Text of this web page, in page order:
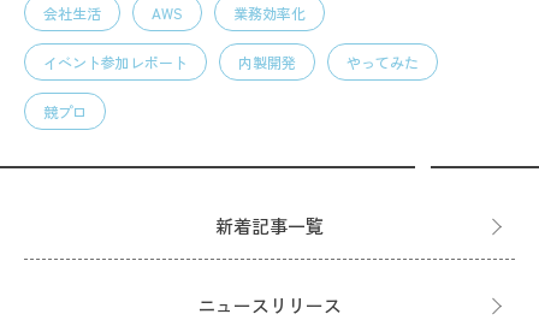
会社生活 AWS 業務効率化
イベント参加レポート 内製開発 やってみた
競プロ
新着記事一覧
ニュースリリース